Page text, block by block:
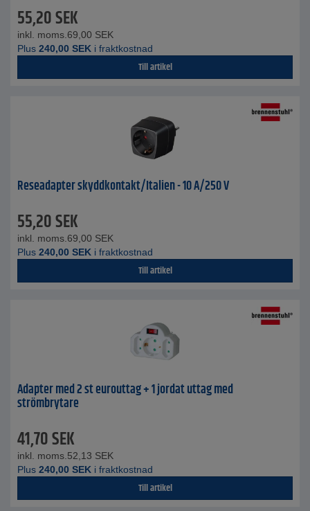
55,20SEK
inkl. moms. 69,00 SEK
Plus 240,00 SEK i fraktkostnad
Till artikel
Reseadapter skyddkontakt/Italien - 10 A/250 V
55,20SEK
inkl. moms. 69,00 SEK
Plus 240,00 SEK i fraktkostnad
Till artikel
Adapter med 2 st eurouttag + 1 jordat uttag med
strömbrytare
41,70SEK
inkl. moms. 52,13 SEK
Plus 240,00 SEK i fraktkostnad
Till artikel